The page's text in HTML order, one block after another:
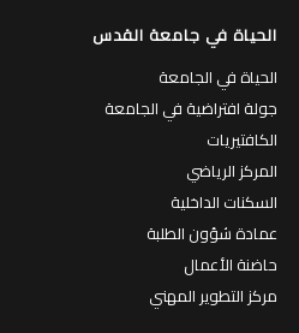
الحياة في جامعة القدس
الحياة في الجامعة
جولة افتراضية في الجامعة
الكافتيريات
المركز الرياضي
السكنات الداخلية
عمادة شؤون الطلبة
حاضنة الأعمال
مركز التطوير المهني